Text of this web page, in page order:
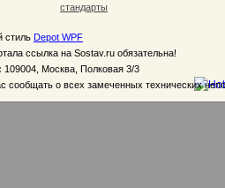
стандарты
стиль Depot WPF
ссылка на Sostav.ru обязательна!
109004, Москва, Полковая 3/3
сообщать о всех замеченных технических